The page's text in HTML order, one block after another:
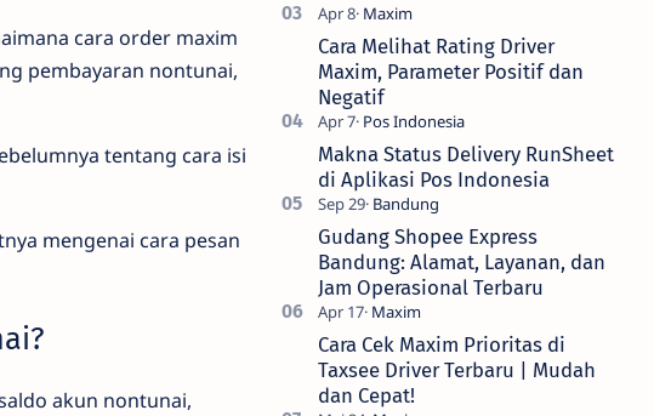
cara order maxim
pembayaran nontunai,
tentang cara isi
mengenai cara pesan
akun nontunai,
Cara Melihat Rating Driver
Maxim, Parameter Positif dan
Negatif
Makna Status Delivery RunSheet
di Aplikasi Pos Indonesia
Gudang Shopee Express
Bandung: Alamat, Layanan, dan
Jam Operasional Terbaru
Cara Cek Maxim Prioritas di
Taxsee Driver Terbaru | Mudah
dan Cepat!